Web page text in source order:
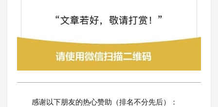
感谢以下朋友的热心赞助（排名不分先后）：